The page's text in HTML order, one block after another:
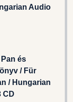
Audio
és
/ Für
/ Hungarian
CD